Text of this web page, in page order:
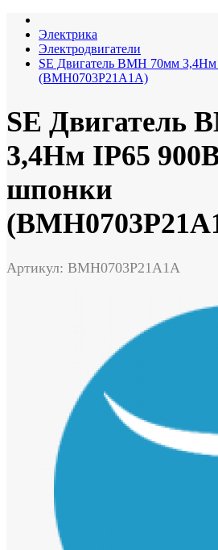
Электрика
Электродвигатели
SE Двигатель BMH 70мм
(BMH0703P21A1A)
SE Двигатель
3,4Нм IP65
шпонки
Артикул: BMH0703P21A1A